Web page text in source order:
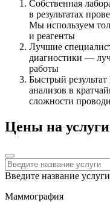
Собственная
в результатах
Мы используем
и реагенты
Лучшие
диагностики —
работы
Быстрый результат
анализов в
сложности
Цены на услуги
Введите название услуги
Маммография